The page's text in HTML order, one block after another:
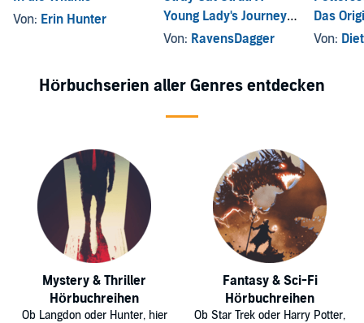
Von: Erin Hunter
Young Lady's Journey
to Becoming a Pop-Up
Von: RavensDagger
Das
zum
Von:
Hörbuchserien aller Genres entdecken
Mystery & Thriller
Hörbuchreihen
Ob Langdon oder Hunter, hier
Fantasy & Sci-Fi
Hörbuchreihen
Ob Star Trek oder Harry Potter,